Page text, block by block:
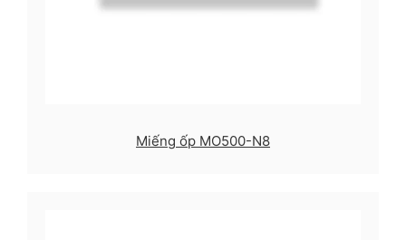
Miếng ốp MO500-N8